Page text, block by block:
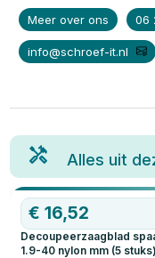
Meer over ons 06
info@schroef-it.nl
Alles uit
€16,52
Decoupeerzaagblad
1.9-40 nylon mm (5 stuks)